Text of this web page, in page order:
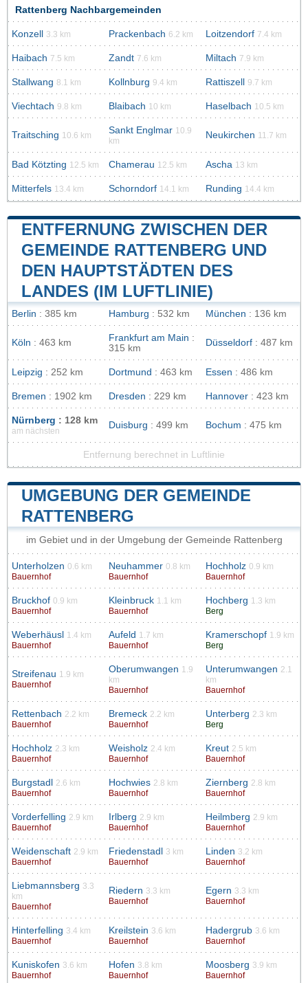
Rattenberg Nachbargemeinden
Konzell 3.3 km Prackenbach 6.2 km Loitzendorf 7.4 km
Haibach 7.5 km Zandt 7.6 km Miltach 7.9 km
Stallwang 8.1 km Kollnburg 9.4 km Rattiszell 9.7 km
Viechtach 9.8 km Blaibach 10 km Haselbach 10.5 km
Traitsching 10.6 km Sankt Englmar 10.9
km
Neukirchen 11.7 km
Bad Kötzting 12.5 km Chamerau 12.5 km Ascha 13 km
Mitterfels 13.4 km Schorndorf 14.1 km Runding 14.4 km
ENTFERNUNG ZWISCHEN DER
GEMEINDE RATTENBERG UND
DEN HAUPTSTÄDTEN DES
LANDES (IM LUFTLINIE)
Berlin : 385 km Hamburg : 532 km München : 136 km
Köln : 463 km Frankfurt am Main :
315 km
Düsseldorf : 487 km
Leipzig : 252 km Dortmund : 463 km Essen : 486 km
Bremen : 1902 km Dresden : 229 km Hannover : 423 km
Nürnberg : 128 km
am nächsten
Duisburg : 499 km Bochum : 475 km
Entfernung berechnet in Luftlinie
UMGEBUNG DER GEMEINDE
RATTENBERG
im Gebiet und in der Umgebung der Gemeinde Rattenberg
Unterholzen 0.6 km
Bauernhof
Neuhammer 0.8 km
Bauernhof
Hochholz 0.9 km
Bauernhof
Bruckhof 0.9 km
Bauernhof
Kleinbruck 1.1 km
Bauernhof
Hochberg 1.3 km
Berg
Weberhäusl 1.4 km
Bauernhof
Aufeld 1.7 km
Bauernhof
Kramerschopf 1.9 km
Berg
Streifenau 1.9 km
Bauernhof
Oberumwangen 1.9
km
Bauernhof
Unterumwangen 2.1
km
Bauernhof
Rettenbach 2.2 km
Bauernhof
Bremeck 2.2 km
Bauernhof
Unterberg 2.3 km
Berg
Hochholz 2.3 km
Bauernhof
Weisholz 2.4 km
Bauernhof
Kreut 2.5 km
Bauernhof
Burgstadl 2.6 km
Bauernhof
Hochwies 2.8 km
Bauernhof
Ziernberg 2.8 km
Bauernhof
Vorderfelling 2.9 km
Bauernhof
Irlberg 2.9 km
Bauernhof
Heilmberg 2.9 km
Bauernhof
Weidenschaft 2.9 km
Bauernhof
Friedenstadl 3 km
Bauernhof
Linden 3.2 km
Bauernhof
Liebmannsberg 3.3
km
Bauernhof
Riedern 3.3 km
Bauernhof
Egern 3.3 km
Bauernhof
Hinterfelling 3.4 km
Bauernhof
Kreilstein 3.6 km
Bauernhof
Hadergrub 3.6 km
Bauernhof
Kuniskofen 3.6 km
Bauernhof
Hofen 3.8 km
Bauernhof
Moosberg 3.9 km
Bauernhof